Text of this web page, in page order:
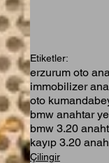
Etiketler:
erzurum oto
immobilizer
oto kumanda
bmw anahtar
bmw 3.20
kayıp 3.20
Çilingir